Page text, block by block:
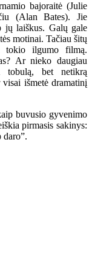
bajoraitė (Julie
(Alan Bates). Jie
jų laiškus. Galų gale
motinai. Tačiau šitų
tokio ilgumo filmą.
Ar nieko daugiau
tobulą, bet netikrą
išmetė dramatinį
buvusio gyvenimo
pirmasis sakinys:
daro”.